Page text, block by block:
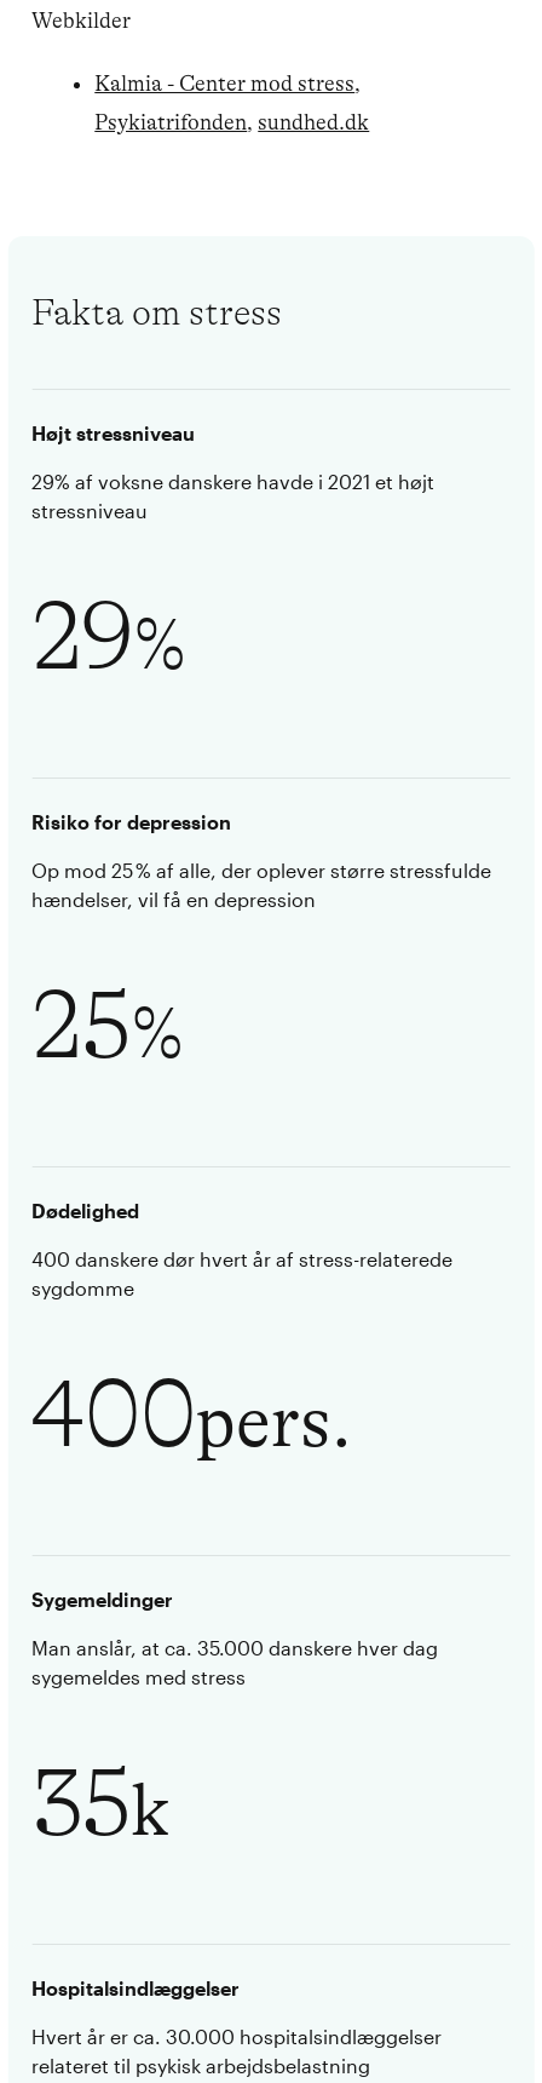
Webkilder
Kalmia - Center mod stress,
Psykiatrifonden, sundhed.dk
Fakta om stress
Højt stressniveau
29% af voksne danskere havde i 2021 et højt
stressniveau
29%
Risiko for depression
Op mod 25 % af alle, der oplever større stressfulde
hændelser, vil få en depression
25%
Dødelighed
400 danskere dør hvert år af stress-relaterede
sygdomme
400pers.
Sygemeldinger
Man anslår, at ca. 35.000 danskere hver dag
sygemeldes med stress
35k
Hospitalsindlæggelser
Hvert år er ca. 30.000 hospitalsindlæggelser
relateret til psykisk arbejdsbelastning